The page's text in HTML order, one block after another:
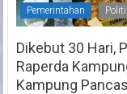
Pemerintahan
Dikebut 30 Hari,
Raperda
Kampung